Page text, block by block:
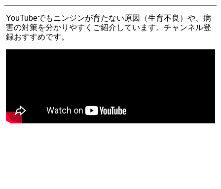
YouTubeでもニンジンが育たない原因（生育不良）や、病
害の対策を分かりやすくご紹介しています。チャンネル登
録おすすめです。